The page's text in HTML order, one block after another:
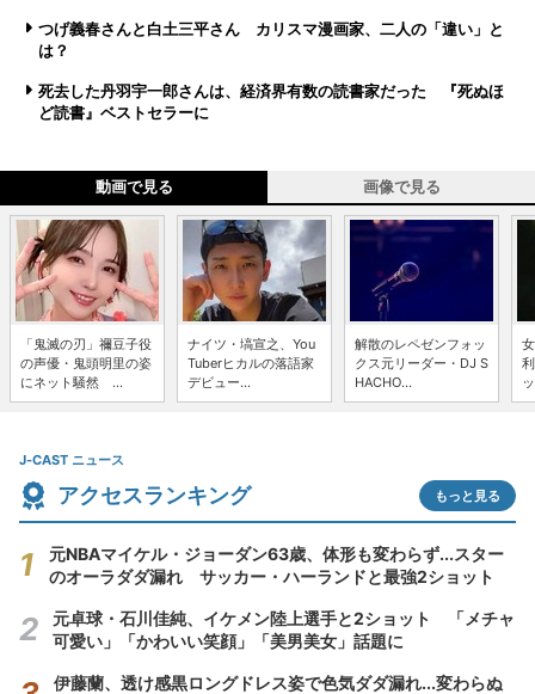
つげ義春さんと白土三平さん カリスマ漫画家、二人の「違い」と
は？
死去した丹羽宇一郎さんは、経済界有数の読書家だった 『死ぬほ
ど読書』ベストセラーに
動画で見る 画像で見る
「鬼滅の刃」禰豆子役
の声優・鬼頭明里の姿
にネット騒然 ...
ナイツ・塙宣之、You
Tuberヒカルの落語家
デビュー...
解散のレペゼンフォッ
クス元リーダー・DJ S
HACHO...
J-CAST ニュース
アクセスランキング もっと見る
元NBAマイケル・ジョーダン63歳、体形も変わらず...スター
のオーラダダ漏れ サッカー・ハーランドと最強2ショット
元卓球・石川佳純、イケメン陸上選手と2ショット 「メチャ
可愛い」「かわいい笑顔」「美男美女」話題に
伊藤蘭、透け感黒ロングドレス姿で色気ダダ漏れ...変わらぬ